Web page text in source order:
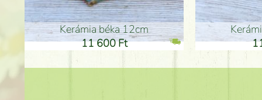
Kerámia béka 12cm
11 600 Ft